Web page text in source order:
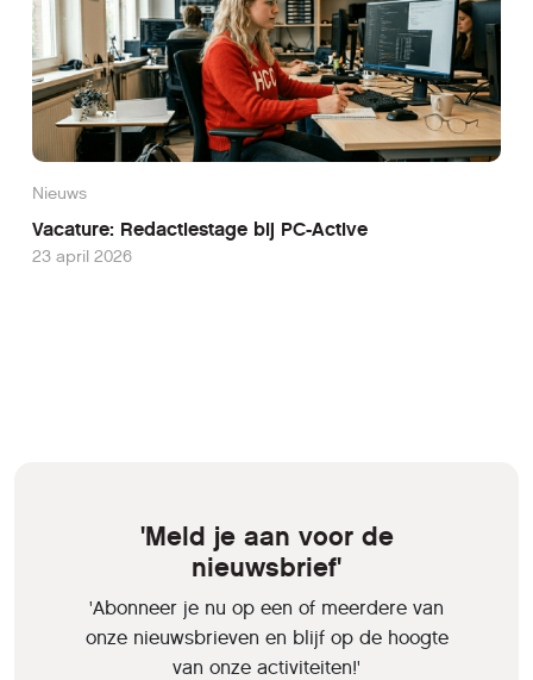
Nieuws
Vacature: Redactiestage bij PC-Active
23 april 2026
'Meld je aan voor de
nieuwsbrief'
'Abonneer je nu op een of meerdere van
onze nieuwsbrieven en blijf op de hoogte
van onze activiteiten!'